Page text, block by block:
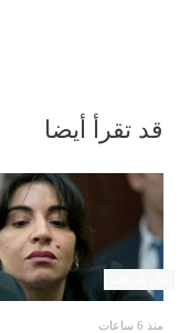
قد تقرأ أيضا
منذ 6 ساعات